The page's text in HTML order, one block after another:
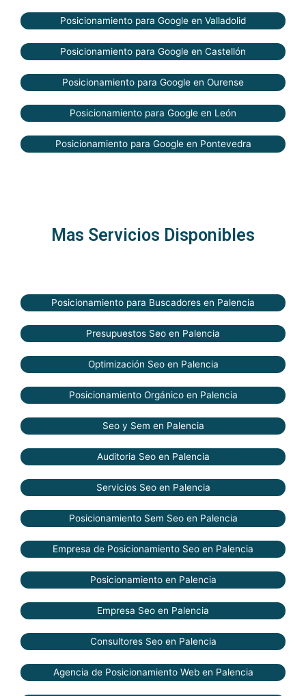
Posicionamiento para Google en Valladolid
Posicionamiento para Google en Castellón
Posicionamiento para Google en Ourense
Posicionamiento para Google en León
Posicionamiento para Google en Pontevedra
Mas Servicios Disponibles
Posicionamiento para Buscadores en Palencia
Presupuestos Seo en Palencia
Optimización Seo en Palencia
Posicionamiento Orgánico en Palencia
Seo y Sem en Palencia
Auditoria Seo en Palencia
Servicios Seo en Palencia
Posicionamiento Sem Seo en Palencia
Empresa de Posicionamiento Seo en Palencia
Posicionamiento en Palencia
Empresa Seo en Palencia
Consultores Seo en Palencia
Agencia de Posicionamiento Web en Palencia